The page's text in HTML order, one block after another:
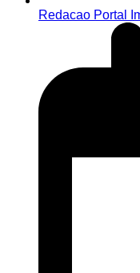
Redacao Portal